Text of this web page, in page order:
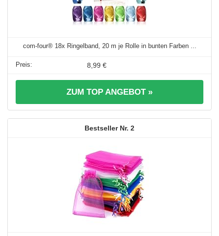
com-four® 18x Ringelband, 20 m je Rolle in bunten Farben ...
8,99 €
ZUM TOP ANGEBOT »
2